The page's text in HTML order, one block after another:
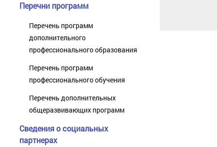
Перечни программ
Перечень программ
дополнительного
профессионального образования
Перечень программ
профессионального обучения
Перечень дополнительных
общеразвивающих программ
Сведения о социальных
партнерах